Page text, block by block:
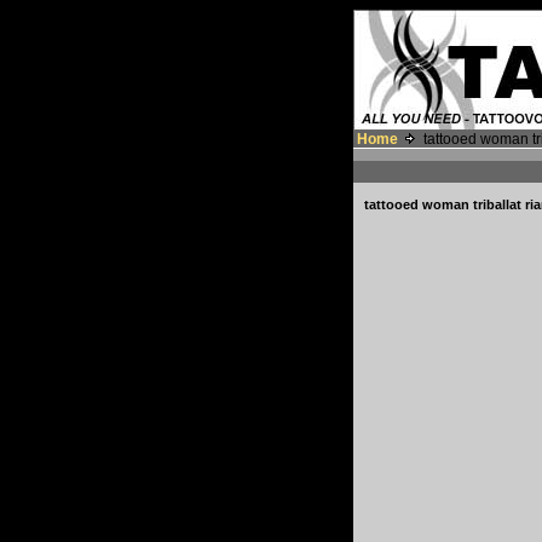
Home tattooed woman
tattooed woman triballat